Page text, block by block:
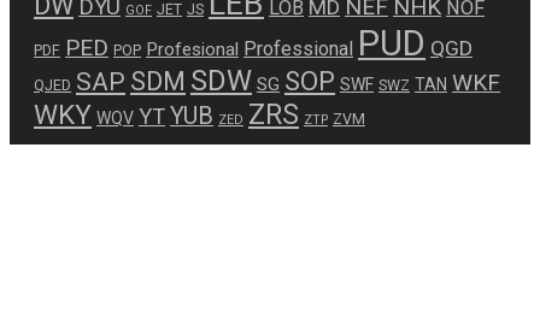
DYU GOF JET JS LOB MD NEF NHK NOF
PDF PED POP Profesional Professional PUD QGD
QJED SAP SDM SDW SG SOP SWF SWZ TAN WKF
WKY WQV YTYUB ZED ZRS ZTP ZVM